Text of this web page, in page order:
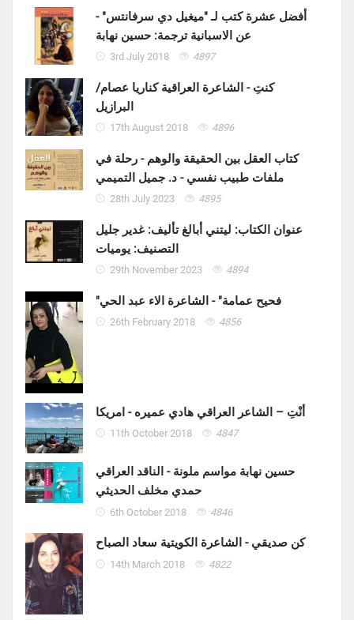
أفضل عشرة كتب لـ "ميغيل دي سرفانتس" -
عن الاسبانية ترجمة: حسين نهابة
3rd July 2018 4897
كنتِ - الشاعرة العراقية كناريا عصام/
البرازيل
17th August 2018 4896
كتاب العقل بين الحقيقة والوهم - رحلة في
ملفات طبيب نفسي - د. جميل التميمي
28th July 2023 4895
عنوان الكتاب: ليتني أبالغ تأليف: غدير جليل
التصنيف: يوميات
29th November 2023 4894
"فحيح عمامة" - الشاعرة الاء عبد الحي
26th February 2018 4856
أنْتِ – الشاعر العراقي هادي عميره - امريكا
11th October 2018 4847
حسين نهابة مواسم ملونة - الناقد العراقي
حمدي مخلف الحديثي
6th October 2018 4846
كن صديقي - الشاعرة الكويتية سعاد الصباح
14th March 2018 4822